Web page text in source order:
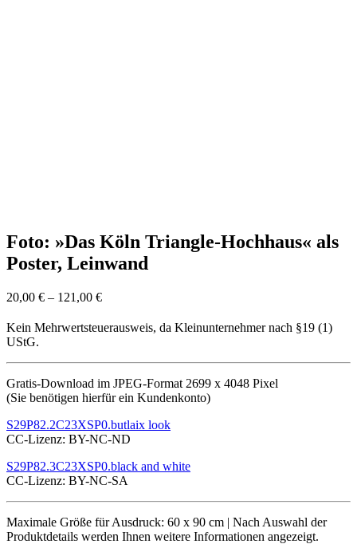
Foto: »Das Köln Triangle-Hochhaus« als
Poster, Leinwand
20,00 € – 121,00 €
Kein Mehrwertsteuerausweis, da Kleinunternehmer nach §19 (1)
UStG.
Gratis-Download im JPEG-Format 2699 x 4048 Pixel
(Sie benötigen hierfür ein Kundenkonto)
S29P82.2C23XSP0.butlaix look
CC-Lizenz: BY-NC-ND
S29P82.3C23XSP0.black and white
CC-Lizenz: BY-NC-SA
Maximale Größe für Ausdruck: 60 x 90 cm | Nach Auswahl der
Produktdetails werden Ihnen weitere Informationen angezeigt.